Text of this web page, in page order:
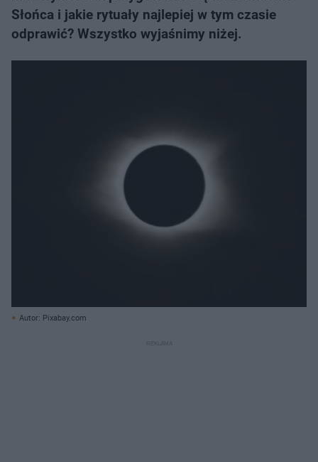
Słońca i jakie rytuały najlepiej w tym czasie
odprawić? Wszystko wyjaśnimy niżej.
Autor: Pixabay.com